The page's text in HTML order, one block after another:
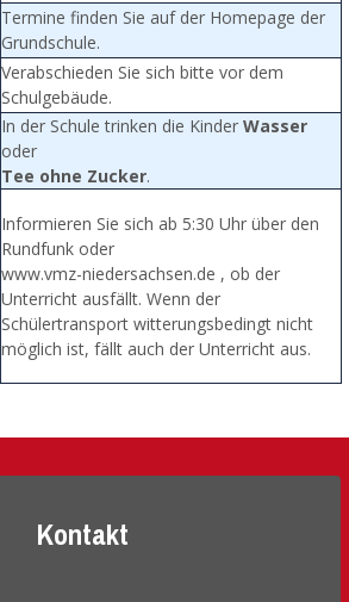
Termine finden Sie auf der Homepage der
Grundschule.
Verabschieden Sie sich bitte vor dem
Schulgebäude.
In der Schule trinken die Kinder Wasser
oder
Tee ohne Zucker.
Informieren Sie sich ab 5:30 Uhr über den
Rundfunk oder
www.vmz-niedersachsen.de , ob der
Unterricht ausfällt. Wenn der
Schülertransport witterungsbedingt nicht
möglich ist, fällt auch der Unterricht aus.
Kontakt